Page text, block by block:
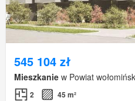
545 104 zł
Mieszkanie w Powiat
2 45 m²